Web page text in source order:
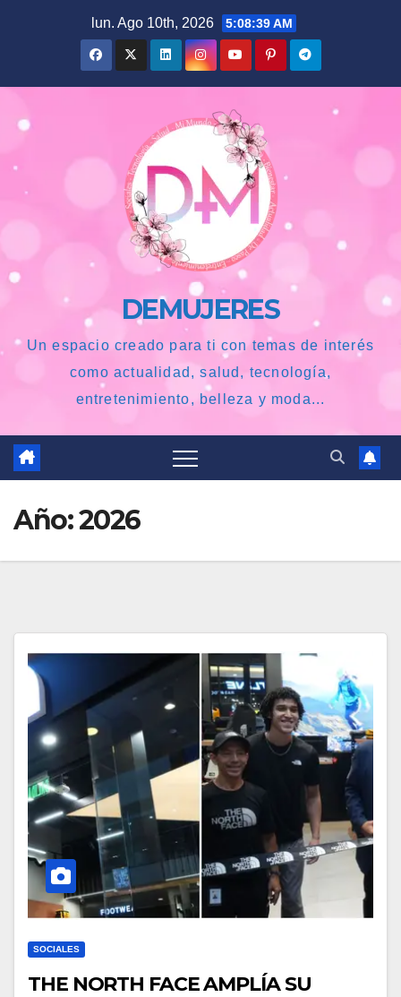
lun. Ago 10th, 2026 5:08:41 AM
DEMUJERES
Un espacio creado para ti con temas de interés
como actualidad, salud, tecnología,
entretenimiento, belleza y moda...
Año:2026
SOCIALES
THE NORTH FACE AMPLÍA SU